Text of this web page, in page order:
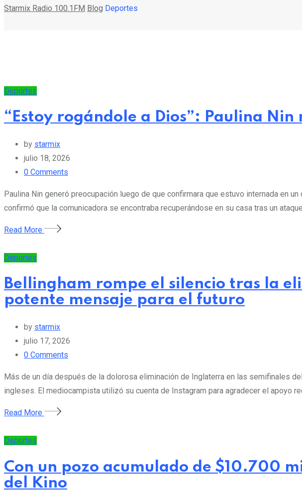
Starmix Radio 100.1FM Blog Deportes
Deportes
“Estoy rogándole a Dios”: Paulina
by starmix
julio 18, 2026
0 Comments
Paulina Nin generó preocupación luego de que confirmara que estuvo internada en
confirmó que la comunicadora se encontraba recuperándose en su casa tras un
Read More
Deportes
Bellingham rompe el silencio tras la
potente mensaje para el futuro
by starmix
julio 17, 2026
0 Comments
Más de un día después de la dolorosa eliminación de Inglaterra en las semifinales
ingleses. El mediocampista utilizó su cuenta de Instagram para agradecer el apoyo
Read More
Deportes
Con un pozo acumulado de $10.700
del Kino